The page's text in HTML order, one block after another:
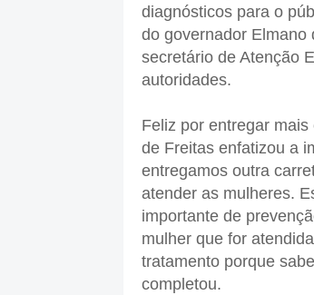
diagnósticos para o
do governador Elmano
secretário de Atenção
autoridades.
Feliz por entregar
de Freitas enfatizou a
entregamos outra
atender as mulheres.
importante de
mulher que for
tratamento porque
completou.